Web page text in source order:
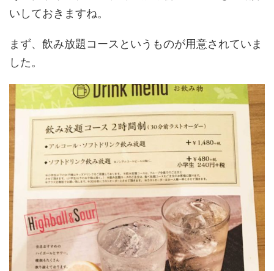
いしておきますね。
まず、飲み放題コースというものが用意されていま
した。